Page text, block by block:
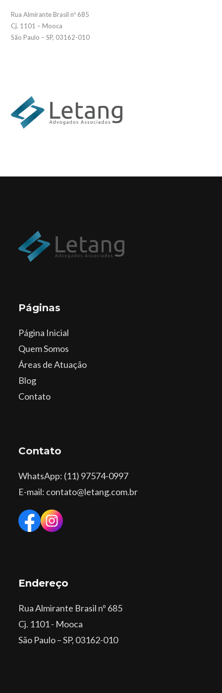
Rua Almirante Brasil nº 685
Cj. 1101 – Mooca
São Paulo – SP, 03162-010
Páginas
Página Inicial
Quem Somos
Áreas de Atuação
Blog
Contato
Contato
WhatsApp: (11) 97574-0997
E-mail: contato@letang.com.br
Endereço
Rua Almirante Brasil nº 685
Cj. 1101 - Mooca
São Paulo – SP, 03162-010